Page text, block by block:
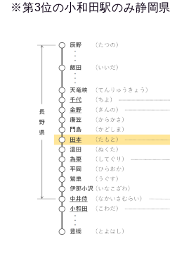
※第3位の小和田駅のみ静岡県